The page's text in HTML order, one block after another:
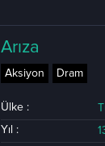
Arıza
Aksiyon Dram
Ülke :
Yıl :